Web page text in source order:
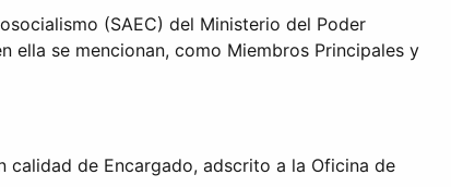
(SAEC) del Ministerio del Poder
ella se mencionan, como Miembros Principales y
calidad de Encargado, adscrito a la Oficina de